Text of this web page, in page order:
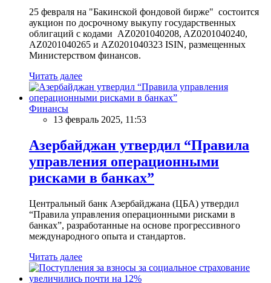
25 февраля на "Бакинской фондовой бирже" состоится
аукцион по досрочному выкупу государственных
облигаций с кодами AZ0201040208, AZ0201040240,
AZ0201040265 и AZ0201040323 ISIN, размещенных
Министерством финансов.
Читать далее
Финансы
13 февраль 2025, 11:53
Азербайджан утвердил “Правила
управления операционными
рисками в банках”
Центральный банк Азербайджана (ЦБА) утвердил
“Правила управления операционными рисками в
банках”, разработанные на основе прогрессивного
международного опыта и стандартов.
Читать далее